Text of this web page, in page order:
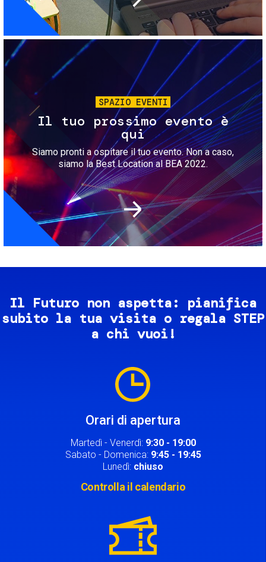
Immagine
SPAZIO EVENTI
Il tuo prossimo evento è
qui
Siamo pronti a ospitare il tuo evento. Non a caso,
siamo la Best Location al BEA 2022.
Il Futuro non aspetta: pianifica
subito la tua visita o regala STEP
a chi vuoi!
Orari di apertura
Martedì - Venerdì: 9:30 - 19:00
Sabato - Domenica: 9:45 - 19:45
Lunedì: chiuso
Controlla il calendario